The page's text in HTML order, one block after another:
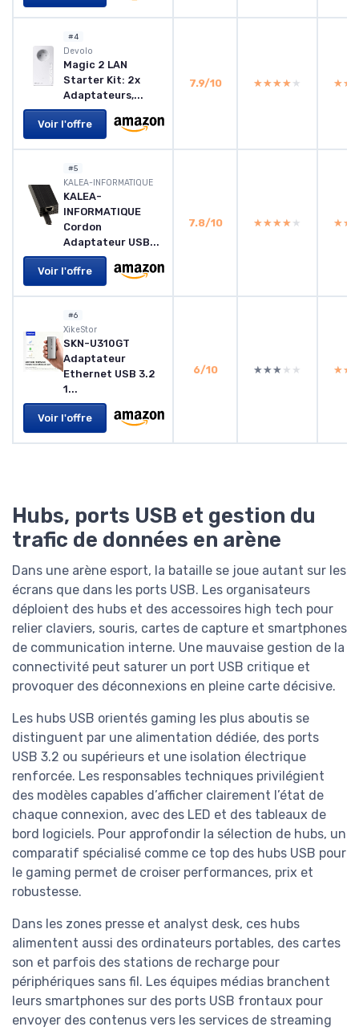
#4
Devolo
Magic 2 LAN
Starter Kit: 2x
Adaptateurs,...
Voir l'offre
7.9/10 ★★★★★
★★★★★
#5
KALEA-INFORMATIQUE
KALEA-
INFORMATIQUE
Cordon
Adaptateur USB...
Voir l'offre
7.8/10 ★★★★★
★★★★★
#6
XikeStor
SKN-U310GT
Adaptateur
Ethernet USB 3.2
1...
Voir l'offre
6/10 ★★★★★
★★★★★
Hubs, ports USB et gestion du
trafic de données en arène
Dans une arène esport, la bataille se joue autant sur les
écrans que dans les ports USB. Les organisateurs
déploient des hubs et des accessoires high tech pour
relier claviers, souris, cartes de capture et smartphones
de communication interne. Une mauvaise gestion de la
connectivité peut saturer un port USB critique et
provoquer des déconnexions en pleine carte décisive.
Les hubs USB orientés gaming les plus aboutis se
distinguent par une alimentation dédiée, des ports
USB 3.2 ou supérieurs et une isolation électrique
renforcée. Les responsables techniques privilégient
des modèles capables d’afficher clairement l’état de
chaque connexion, avec des LED et des tableaux de
bord logiciels. Pour approfondir la sélection de hubs, un
comparatif spécialisé comme ce top des hubs USB pour
le gaming permet de croiser performances, prix et
robustesse.
Dans les zones presse et analyst desk, ces hubs
alimentent aussi des ordinateurs portables, des cartes
son et parfois des stations de recharge pour
périphériques sans fil. Les équipes médias branchent
leurs smartphones sur des ports USB frontaux pour
envoyer des contenus vers les services de streaming